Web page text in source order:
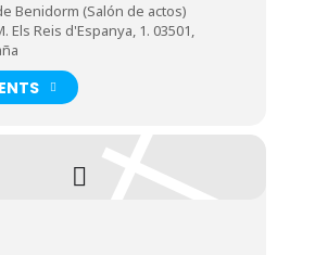
Benidorm (Salón de actos)
Els Reis d'Espanya, 1. 03501,